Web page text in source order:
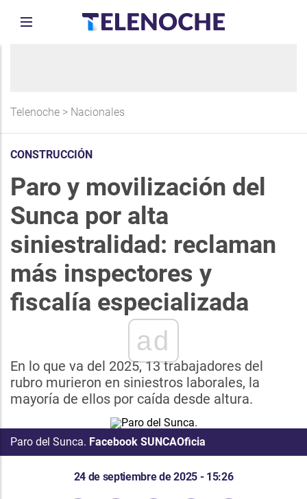
Telenoche > Nacionales
CONSTRUCCIÓN
Paro y movilización del
Sunca por alta
siniestralidad: reclaman
más inspectores y
fiscalía especializada
ad
En lo que va del 2025, 13 trabajadores del
rubro murieron en siniestros laborales, la
mayoría de ellos por caída desde altura.
Paro del Sunca. Facebook SUNCAOficia
24 de septiembre de 2025 - 15:26